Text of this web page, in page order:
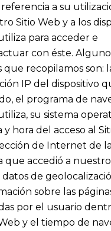
referencia a su
Sitio Web y a los
para acceder e
con éste.
que recopilamos son:
IP del dispositivo
el programa de
su sistema
y hora del acceso al
de Internet de
que accedió a
datos de
sobre las
por el usuario
y el tiempo de